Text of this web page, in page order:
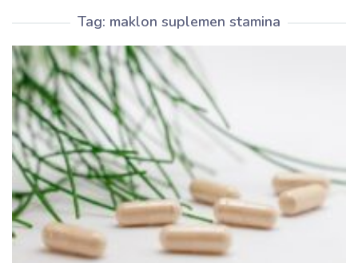
Tag: maklon suplemen stamina